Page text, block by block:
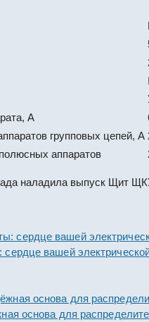
А
групповых цепей, А
аппаратов
наладила выпуск Щит
вашей
основа для